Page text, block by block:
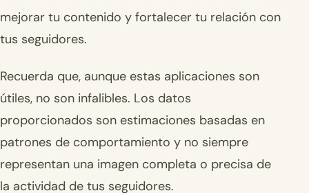
mejorar tu contenido y fortalecer tu relación con
tus seguidores.
Recuerda que, aunque estas aplicaciones son
útiles, no son infalibles. Los datos
proporcionados son estimaciones basadas en
patrones de comportamiento y no siempre
representan una imagen completa o precisa de
la actividad de tus seguidores.